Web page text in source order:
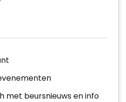
met beursnieuws en info